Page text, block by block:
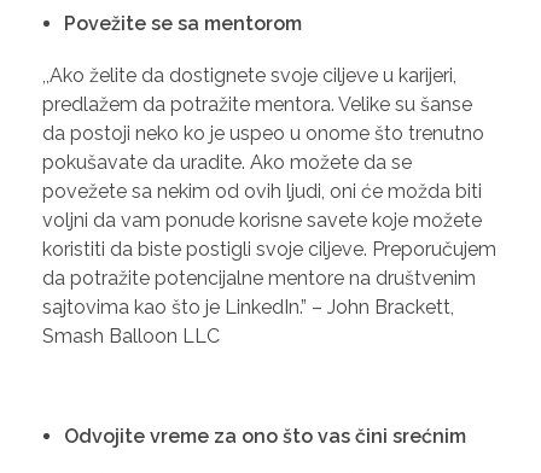
Povežite se sa mentorom
,,Ako želite da dostignete svoje ciljeve u karijeri,
predlažem da potražite mentora. Velike su šanse
da postoji neko ko je uspeo u onome što trenutno
pokušavate da uradite. Ako možete da se
povežete sa nekim od ovih ljudi, oni će možda biti
voljni da vam ponude korisne savete koje možete
koristiti da biste postigli svoje ciljeve. Preporučujem
da potražite potencijalne mentore na društvenim
sajtovima kao što je LinkedIn.” – John Brackett,
Smash Balloon LLC
Odvojite vreme za ono što vas čini srećnim